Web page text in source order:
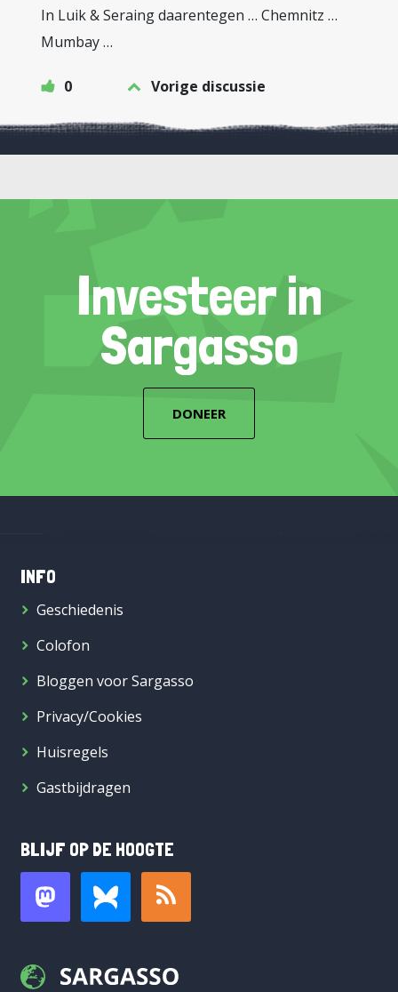
In Luik & Seraing daarentegen … Chemnitz …
Mumbay …
0 Vorige discussie
Investeer in
Sargasso
DONEER
INFO
Geschiedenis
Colofon
Bloggen voor Sargasso
Privacy/Cookies
Huisregels
Gastbijdragen
BLIJF OP DE HOOGTE